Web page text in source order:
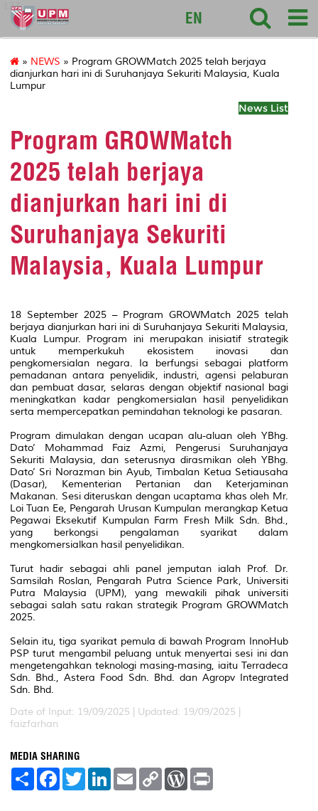
127
EN
» NEWS » Program GROWMatch 2025 telah berjaya
dianjurkan hari ini di Suruhanjaya Sekuriti Malaysia, Kuala
Lumpur
News List
Program GROWMatch
2025 telah berjaya
dianjurkan hari ini di
Suruhanjaya Sekuriti
Malaysia, Kuala Lumpur
18 September 2025 – Program GROWMatch 2025 telah
berjaya dianjurkan hari ini di Suruhanjaya Sekuriti Malaysia,
Kuala Lumpur. Program ini merupakan inisiatif strategik
untuk memperkukuh ekosistem inovasi dan
pengkomersialan negara. Ia berfungsi sebagai platform
pemadanan antara penyelidik, industri, agensi pelaburan
dan pembuat dasar, selaras dengan objektif nasional bagi
meningkatkan kadar pengkomersialan hasil penyelidikan
serta mempercepatkan pemindahan teknologi ke pasaran.
Program dimulakan dengan ucapan alu-aluan oleh YBhg.
Dato’ Mohammad Faiz Azmi, Pengerusi Suruhanjaya
Sekuriti Malaysia, dan seterusnya dirasmikan oleh YBhg.
Dato’ Sri Norazman bin Ayub, Timbalan Ketua Setiausaha
(Dasar), Kementerian Pertanian dan Keterjaminan
Makanan. Sesi diteruskan dengan ucaptama khas oleh Mr.
Loi Tuan Ee, Pengarah Urusan Kumpulan merangkap Ketua
Pegawai Eksekutif Kumpulan Farm Fresh Milk Sdn. Bhd.,
yang berkongsi pengalaman syarikat dalam
mengkomersialkan hasil penyelidikan.
Turut hadir sebagai ahli panel jemputan ialah Prof. Dr.
Samsilah Roslan, Pengarah Putra Science Park, Universiti
Putra Malaysia (UPM), yang mewakili pihak universiti
sebagai salah satu rakan strategik Program GROWMatch
2025.
Selain itu, tiga syarikat pemula di bawah Program InnoHub
PSP turut mengambil peluang untuk menyertai sesi ini dan
mengetengahkan teknologi masing-masing, iaitu Terradeca
Sdn. Bhd., Astera Food Sdn. Bhd. dan Agropv Integrated
Sdn. Bhd.
Date of Input: 19/09/2025 | Updated: 19/09/2025 |
faizfarhan
MEDIA SHARING
S
F
a
T
w
L
E
m
C
W